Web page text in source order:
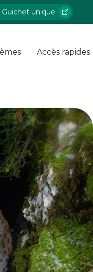
Guichet unique
Accès rapides